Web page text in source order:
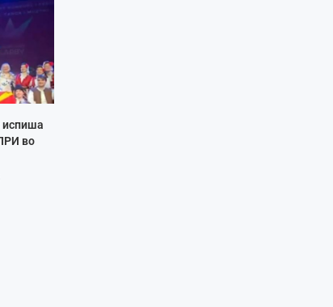
испиша
во